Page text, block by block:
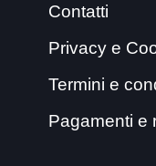
Contatti
Privacy e
Termini e
Pagamenti e